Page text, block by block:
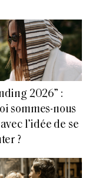
2026” :
sommes-nous
l’idée de se
?